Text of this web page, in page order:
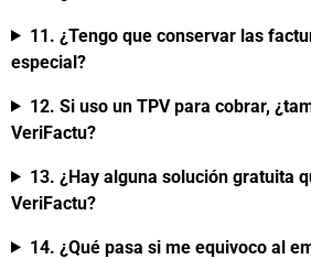
11. ¿Tengo que conservar las
especial?
12. Si uso un TPV para cobrar,
VeriFactu?
13. ¿Hay alguna solución gratuita
VeriFactu?
14. ¿Qué pasa si me equivoco al